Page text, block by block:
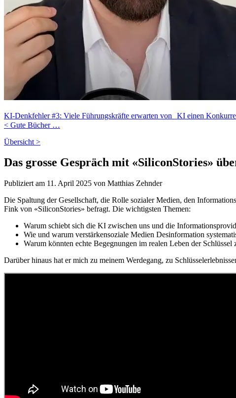
KI-Denkfehler #3: Viele Führungskräfte erwarten von KI einen
< Gute Bücher …
Übersicht >
Das grosse Gespräch mit «SiliconStories»
Publiziert am 11. April 2025 von Matthias Zehnder
Die Spaltung der Gesellschaft, die Rolle sozialer Medien, den
Fink von «SiliconStories» befragt. Die wichtigsten Themen:
Warum schiebt sich die KI zwischen uns und die
Wie und warum verstärkensoziale Medien Desinformation
Warum könnten echte Begegnungen im realen Leben der Schlüssel
Darüber hinaus hat er mich zu meinem Werdegang, zu